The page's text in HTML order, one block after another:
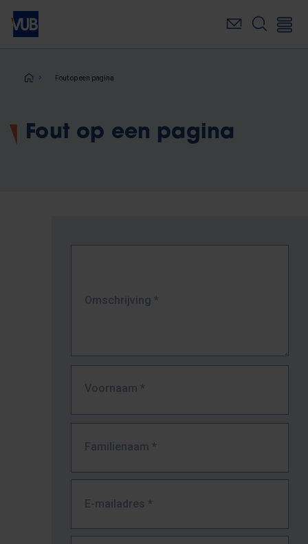
Overslaan
naar
inhoudKruimelpad
Fout op een pagina
Fout op een pagina
Omschrijving *
Voornaam *
Familienaam *
E-mailadres *